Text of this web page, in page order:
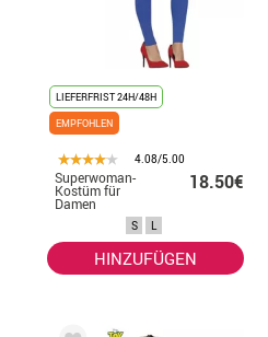
LIEFERFRIST 24H/48H
EMPFOHLEN
4.08/5.00
Superwoman-
Kostüm für
Damen
18.50€
S L
HINZUFÜGEN